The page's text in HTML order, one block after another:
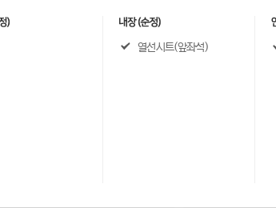
열선시트(앞좌석)